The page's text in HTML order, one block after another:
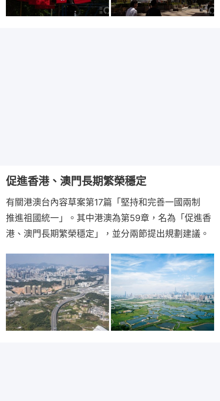
促進香港、澳門長期繁榮穩定
有關港澳台內容草案第17篇「堅持和完善一國兩制
推進祖國統一」。其中港澳為第59章，名為「促進香
港、澳門長期繁榮穩定」，並分兩節提出規劃建議。